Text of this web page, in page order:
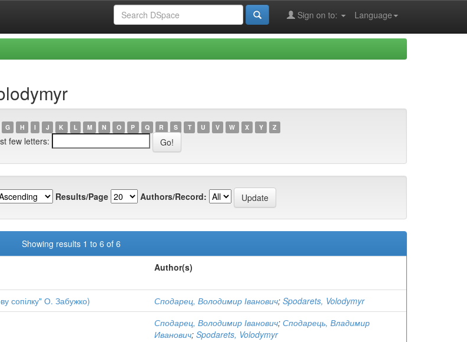
Language
Sign on to:
G H I J K L M N O P Q R S T U V W X Y Z
few letters:
Results/Page Authors/Record:
Showing results 1 to 6 of 6
Author(s)
сопілку" О. Забужко) Сподарец, Володимир Іванович; Spodarets, Volodymyr
Сподарец, Володимир Іванович; Сподарець, Владимир
Иванович; Spodarets, Volodymyr